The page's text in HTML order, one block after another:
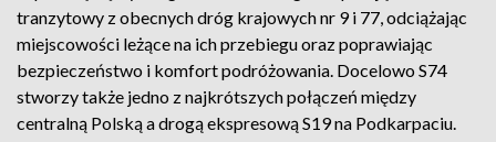
tranzytowy z obecnych dróg krajowych nr 9 i 77, odciążając
miejscowości leżące na ich przebiegu oraz poprawiając
bezpieczeństwo i komfort podróżowania. Docelowo S74
stworzy także jedno z najkrótszych połączeń między
centralną Polską a drogą ekspresową S19 na Podkarpaciu.